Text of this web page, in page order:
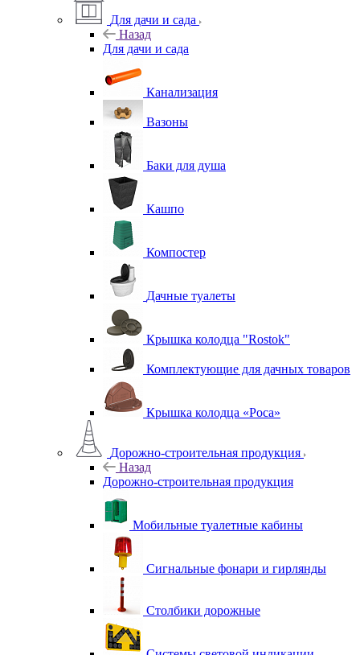
Для дачи и сада
Назад
Для дачи и сада
Канализация
Вазоны
Баки для душа
Кашпо
Компостер
Дачные туалеты
Крышка колодца "Rostok"
Комплектующие для дачных товаров
Крышка колодца «Роса»
Дорожно-строительная продукция
Назад
Дорожно-строительная продукция
Мобильные туалетные кабины
Сигнальные фонари и гирлянды
Столбики дорожные